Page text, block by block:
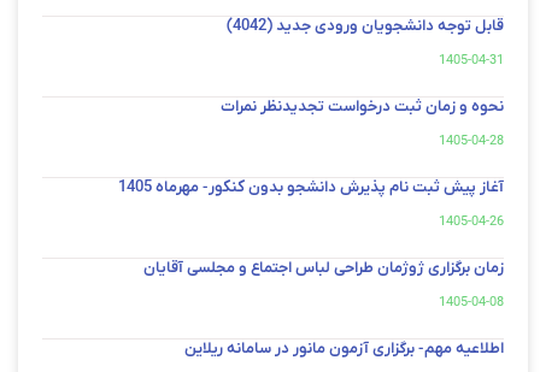
قابل توجه دانشجویان ورودی جدید (4042)
1405-04-31
نحوه و زمان ثبت درخواست تجدیدنظر نمرات
1405-04-28
آغاز پیش ثبت نام پذیرش دانشجو بدون کنکور- مهرماه 1405
1405-04-26
زمان برگزاری ژوژمان طراحی لباس اجتماع و مجلسی آقایان
1405-04-08
اطلاعیه مهم- برگزاری آزمون مانور در سامانه ریلاین